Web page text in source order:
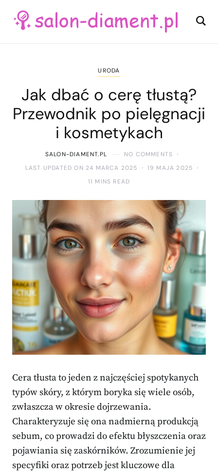
URODA
Jak dbać o cerę tłustą?
Przewodnik po pielęgnacji
i kosmetykach
SALON-DIAMENT.PL
NO COMMENTS
LAST UPDATED ON 24 MARCA 2025
19 MAJA 2025
11 MINS READ
Cera tłusta to jeden z najczęściej spotykanych
typów skóry, z którym boryka się wiele osób,
zwłaszcza w okresie dojrzewania.
Charakteryzuje się ona nadmierną produkcją
sebum, co prowadzi do efektu błyszczenia oraz
pojawiania się zaskórników. Zrozumienie jej
specyfiki oraz potrzeb jest kluczowe dla